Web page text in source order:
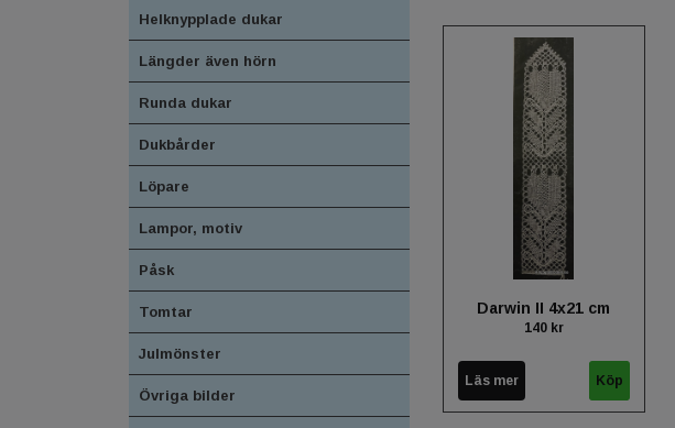
Helknypplade dukar
Längder även hörn
Runda dukar
Dukbårder
Löpare
Lampor, motiv
Påsk
Tomtar
Julmönster
Övriga bilder
Darwin II 4x21 cm
140 kr
Läs mer